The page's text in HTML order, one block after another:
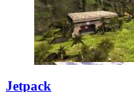
Jetpack